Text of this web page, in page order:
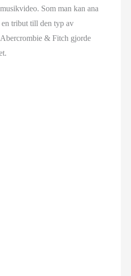
Som man kan ana
en tribut till den typ av
& Fitch gjorde